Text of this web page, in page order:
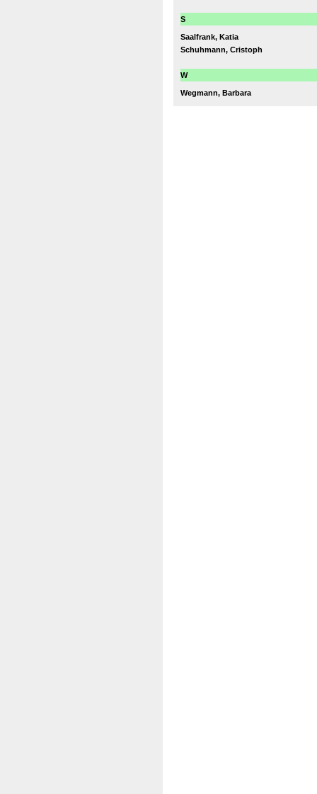
S
Saalfrank, Katia
Schuhmann, Cristoph
W
Wegmann, Barbara